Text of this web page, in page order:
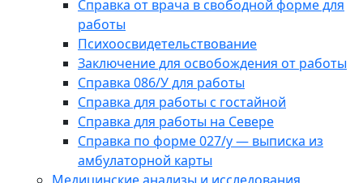
Справка от врача в свободной форме для
работы
Психоосвидетельствование
Заключение для освобождения от работы
Справка 086/У для работы
Справка для работы с гостайной
Справка для работы на Севере
Справка по форме 027/у — выписка из
амбулаторной карты